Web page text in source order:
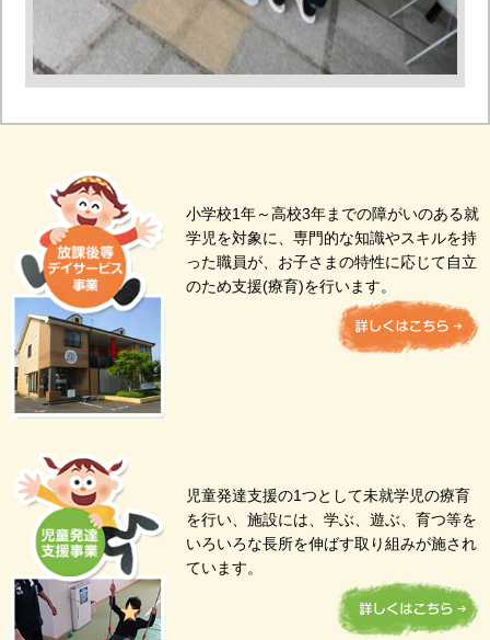
小学校1年～高校3年までの障がいのある就
学児を対象に、専門的な知識やスキルを持
った職員が、お子さまの特性に応じて自立
のため支援(療育)を行います。
児童発達支援の1つとして未就学児の療育
を行い、施設には、学ぶ、遊ぶ、育つ等を
いろいろな長所を伸ばす取り組みが施され
ています。